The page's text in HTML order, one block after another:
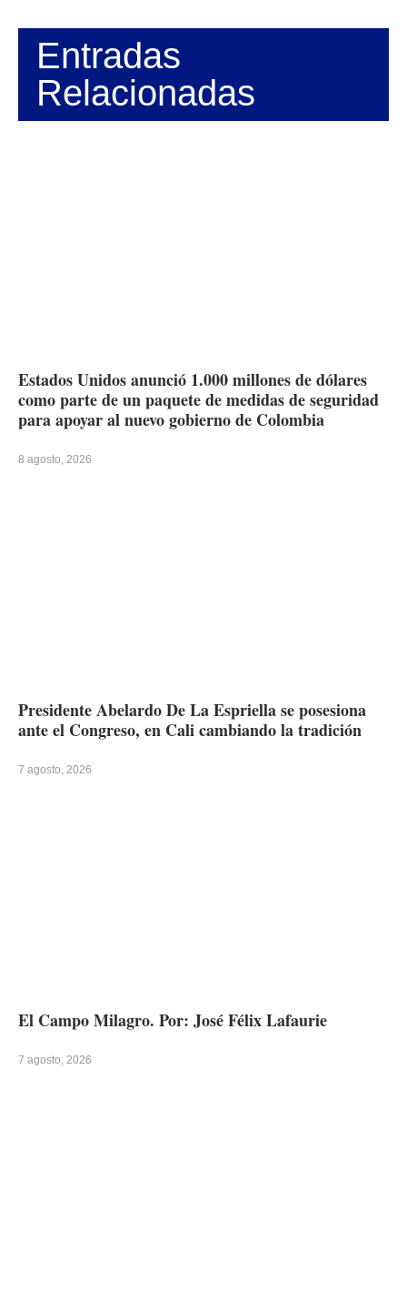
Entradas
Relacionadas
Estados Unidos anunció 1.000 millones de dólares
como parte de un paquete de medidas de seguridad
para apoyar al nuevo gobierno de Colombia
8 agosto, 2026
Presidente Abelardo De La Espriella se posesiona
ante el Congreso, en Cali cambiando la tradición
7 agosto, 2026
El Campo Milagro. Por: José Félix Lafaurie
7 agosto, 2026